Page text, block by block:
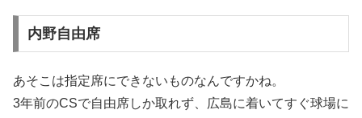
内野自由席
あそこは指定席にできないものなんですかね。
3年前のCSで自由席しか取れず、広島に着いてすぐ球場に